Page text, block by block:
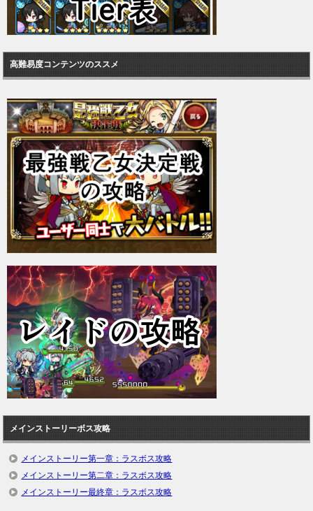
高難易度コンテンツのススメ
メインストーリーボス攻略
メインストーリー第一章：ラスボス攻略
メインストーリー第二章：ラスボス攻略
メインストーリー最終章：ラスボス攻略